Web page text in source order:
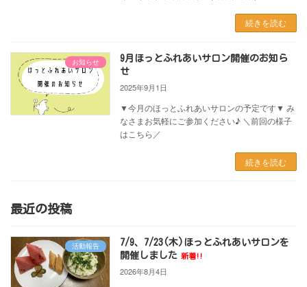
続きを読む
お知らせ
9月ほっとふれあいサロン開催のお知ら
せ
2025年9月1日
▼今月のほっとふれあいサロンの予定です▼ み
なさまお気軽にご参加ください♪ ＼前回の様子
はこちら／
続きを読む
最近の投稿
活動報告
7/9、7/23(木)ほっとふれあいサロンを
開催しました 新着!!
2026年8月4日